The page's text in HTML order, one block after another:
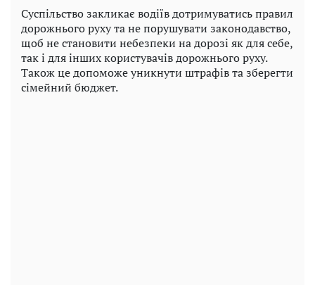
Суспільство закликає водіїв дотримуватись правил
дорожнього руху та не порушувати законодавство,
щоб не становити небезпеки на дорозі як для себе,
так і для інших користувачів дорожнього руху.
Також це допоможе уникнути штрафів та зберегти
сімейний бюджет.